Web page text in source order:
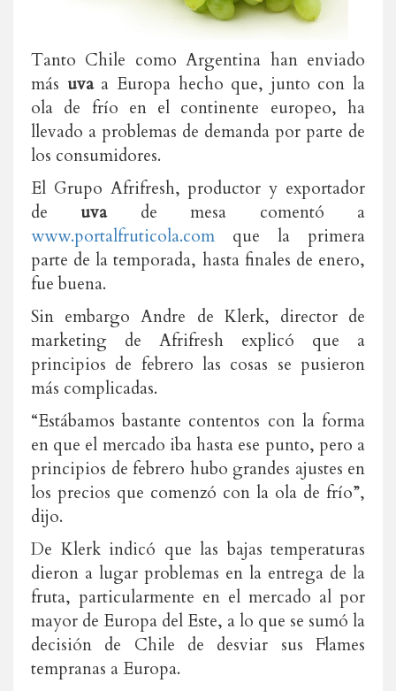
Tanto Chile como Argentina han enviado
más uva a Europa hecho que, junto con la
ola de frío en el continente europeo, ha
llevado a problemas de demanda por parte de
los consumidores.
El Grupo Afrifresh, productor y exportador
de uva de mesa comentó a
www.portalfruticola.com que la primera
parte de la temporada, hasta finales de enero,
fue buena.
Sin embargo Andre de Klerk, director de
marketing de Afrifresh explicó que a
principios de febrero las cosas se pusieron
más complicadas.
“Estábamos bastante contentos con la forma
en que el mercado iba hasta ese punto, pero a
principios de febrero hubo grandes ajustes en
los precios que comenzó con la ola de frío”,
dijo.
De Klerk indicó que las bajas temperaturas
dieron a lugar problemas en la entrega de la
fruta, particularmente en el mercado al por
mayor de Europa del Este, a lo que se sumó la
decisión de Chile de desviar sus Flames
tempranas a Europa.